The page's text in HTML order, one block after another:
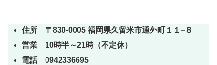
住所 〒830-0005 福岡県久留米市通外町１１−８
営業 10時半～21時（不定休）
電話 0942336695